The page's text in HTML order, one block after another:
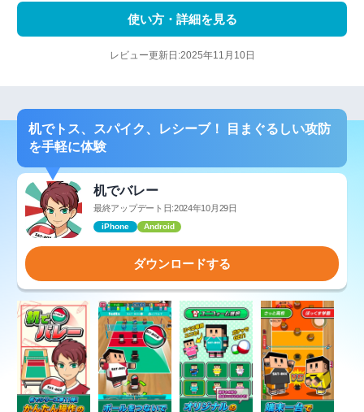
使い方・詳細を見る
レビュー更新日:2025年11月10日
机でトス、スパイク、レシーブ！ 目まぐるしい攻防
を手軽に体験
机でバレー
最終アップデート日:2024年10月29日
iPhone Android
ダウンロードする